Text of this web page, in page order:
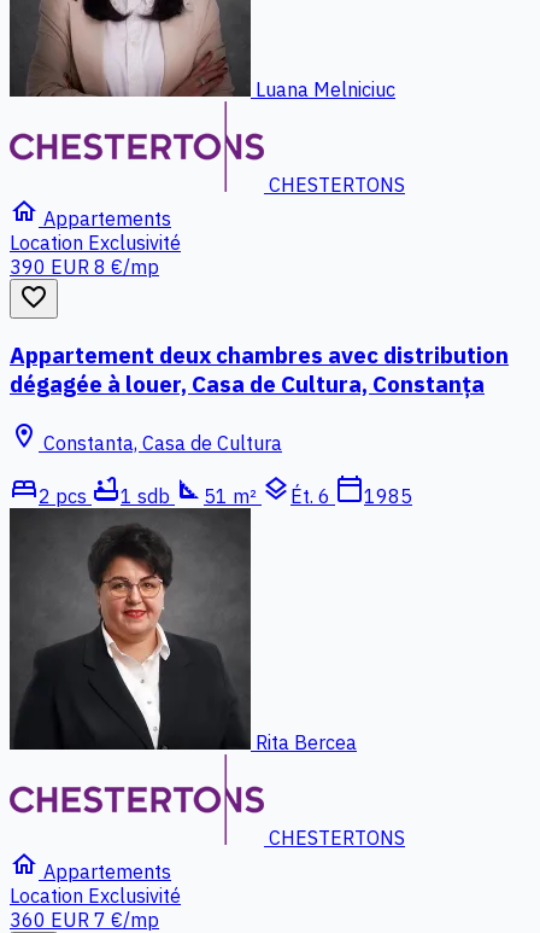
Luana Melniciuc
CHESTERTONS
home Appartements
Location Exclusivité
390 EUR 8 €/mp
favorite_border
Appartement deux chambres avec distribution
dégagée à louer, Casa de Cultura, Constanța
location_on Constanta, Casa de Cultura
bed2 pcs bathtub1 sdb square_foot 51 m² layers Ét. 6 calendar_today1985
Rita Bercea
CHESTERTONS
home Appartements
Location Exclusivité
360 EUR 7 €/mp